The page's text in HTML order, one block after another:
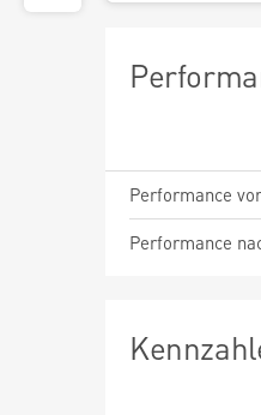
Performance
Performance